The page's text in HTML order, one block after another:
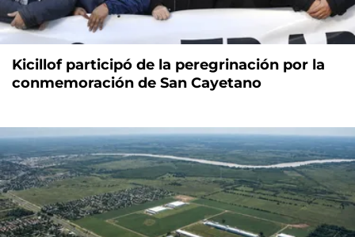
Kicillof participó de la peregrinación por la
conmemoración de San Cayetano